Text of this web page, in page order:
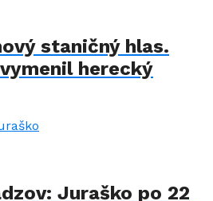
staničný hlas.
herecký
Juraško po 22